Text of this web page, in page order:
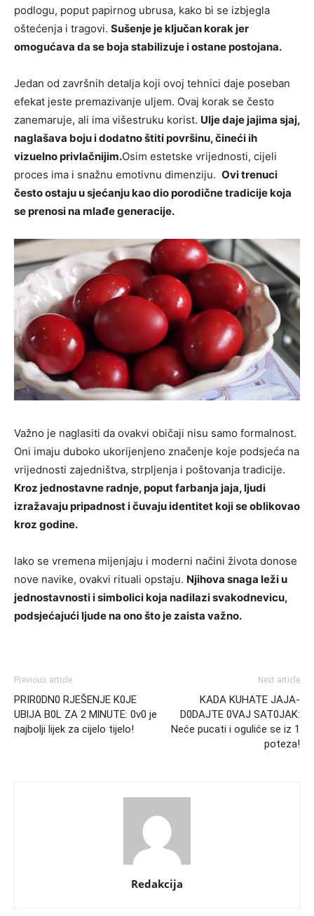
podlogu, poput papirnog ubrusa, kako bi se izbjegla
oštećenja i tragovi. Sušenje je ključan korak jer
omogućava da se boja stabilizuje i ostane postojana.
Jedan od završnih detalja koji ovoj tehnici daje poseban
efekat jeste premazivanje uljem. Ovaj korak se često
zanemaruje, ali ima višestruku korist. Ulje daje jajima sjaj,
naglašava boju i dodatno štiti površinu, čineći ih
vizuelno privlačnijim.Osim estetske vrijednosti, cijeli
proces ima i snažnu emotivnu dimenziju. Ovi trenuci
često ostaju u sjećanju kao dio porodične tradicije koja
se prenosi na mlađe generacije.
Važno je naglasiti da ovakvi običaji nisu samo formalnost.
Oni imaju duboko ukorijenjeno značenje koje podsjeća na
vrijednosti zajedništva, strpljenja i poštovanja tradicije.
Kroz jednostavne radnje, poput farbanja jaja, ljudi
izražavaju pripadnost i čuvaju identitet koji se oblikovao
kroz godine.
Iako se vremena mijenjaju i moderni načini života donose
nove navike, ovakvi rituali opstaju. Njihova snaga leži u
jednostavnosti i simbolici koja nadilazi svakodnevicu,
podsjećajući ljude na ono što je zaista važno.
Previous article
PRIR0DN0 RJEŠENJE K0JE
UBlJA B0L ZA 2 MlNUTE: 0v0 je
najbolji lijek za cijelo tijelo!
Next article
KADA KUHATE JAJA-
D0DAJTE 0VAJ SAT0JAK:
Neće pucati i oguliće se iz 1
poteza!
Redakcija